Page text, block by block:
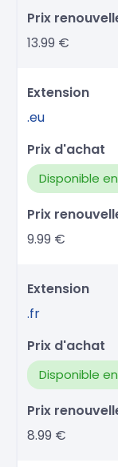
13.99 €
.eu
Disponible en
9.99 €
.fr
Disponible en
8.99 €